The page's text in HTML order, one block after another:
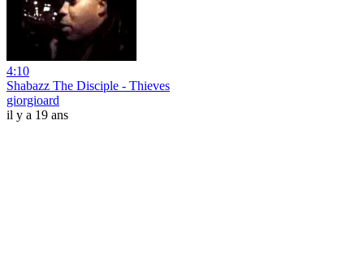
4:10
Shabazz The Disciple - Thieves
giorgioard
il y a 19 ans